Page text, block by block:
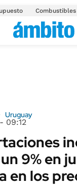
Combustibles
Uruguay
09:12
9% en
en los